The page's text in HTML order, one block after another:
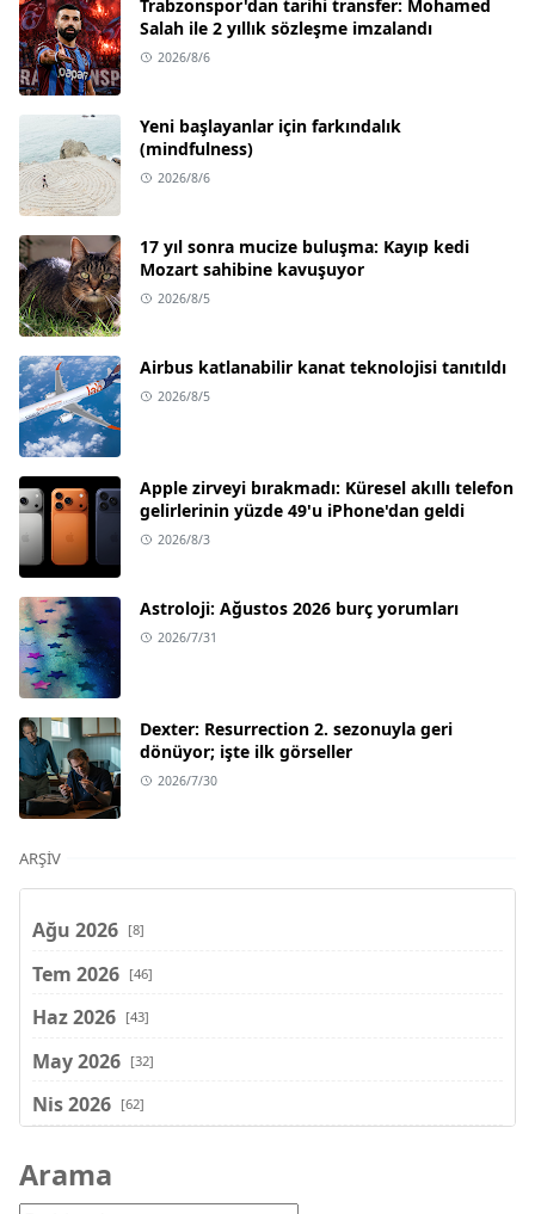
Trabzonspor'dan tarihi transfer: Mohamed
Salah ile 2 yıllık sözleşme imzalandı
2026/8/6
Yeni başlayanlar için farkındalık
(mindfulness)
2026/8/6
17 yıl sonra mucize buluşma: Kayıp kedi
Mozart sahibine kavuşuyor
2026/8/5
Airbus katlanabilir kanat teknolojisi tanıtıldı
2026/8/5
Apple zirveyi bırakmadı: Küresel akıllı telefon
gelirlerinin yüzde 49'u iPhone'dan geldi
2026/8/3
Astroloji: Ağustos 2026 burç yorumları
2026/7/31
Dexter: Resurrection 2. sezonuyla geri
dönüyor; işte ilk görseller
2026/7/30
ARŞIV
Ağu 2026 [8]
Tem 2026 [46]
Haz 2026 [43]
May 2026 [32]
Nis 2026 [62]
Şub 2026
Arama